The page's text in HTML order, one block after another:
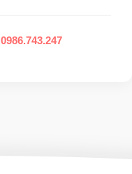
0986.743.247